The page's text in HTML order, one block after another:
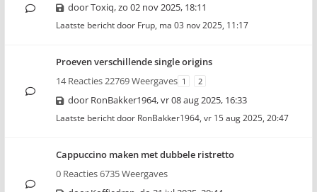
doorToxiq,zo 02 nov 2025, 18:11
Laatste bericht door Frup, ma 03 nov 2025, 11:17
Proeven verschillende single origins
14 Reacties 22769 Weergaves 1 2
door RonBakker1964,vr 08 aug 2025, 16:33
Laatste bericht door RonBakker1964, vr 15 aug 2025, 20:47
Cappuccino maken met dubbele ristretto
0 Reacties 6735 Weergaves